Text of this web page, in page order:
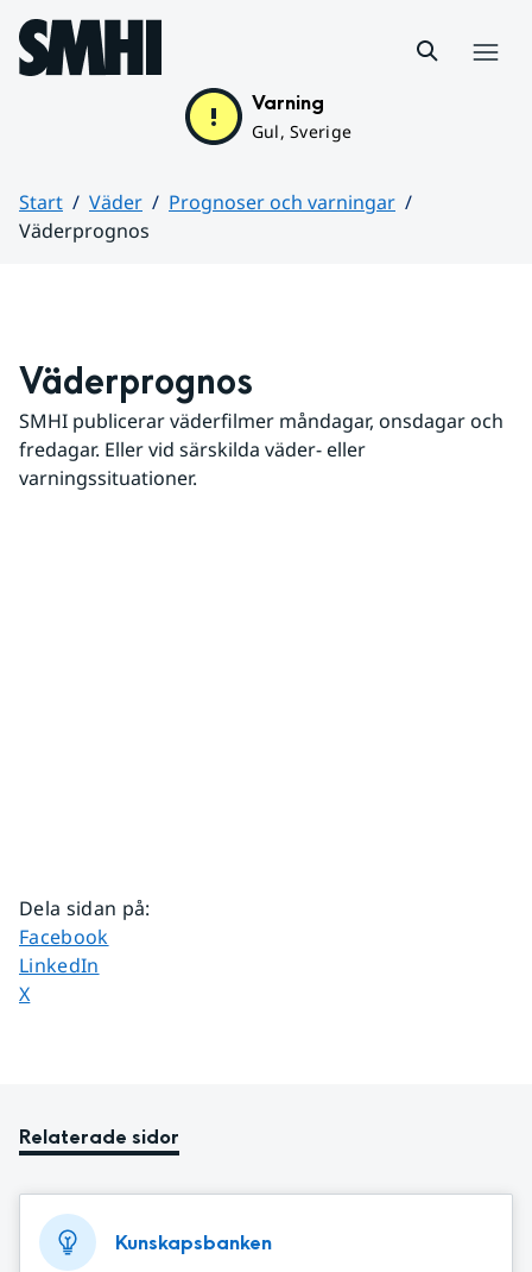
Hoppa till sidans innehåll
Varning
Gul, Sverige
Start Väder
Prognoser och varningar
Väderprognos
Väderprognos
SMHI publicerar väderfilmer måndagar, onsdagar och
fredagar. Eller vid särskilda väder- eller
varningssituationer.
Dela sidan på:
Dela sidan på
Facebook
Dela sidan på
LinkedIn
Dela sidan på
X
Relaterade sidor
Kunskapsbanken